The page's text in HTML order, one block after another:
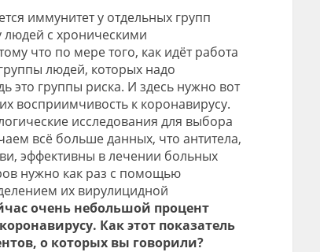
иммунитет у отдельных групп
людей с хроническими
что по мере того, как идёт работа
людей, которых надо
это группы риска. И здесь нужно вот
восприимчивость к коронавирусу.
исследования для выбора
всё больше данных, что антитела,
эффективны в лечении больных
нужно как раз с помощью
их вирулицидной
очень небольшой процент
Как этот показатель
о которых вы говорили?